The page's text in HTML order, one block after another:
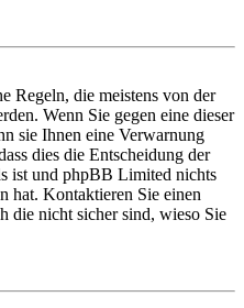
Regeln, die meistens von der
Wenn Sie gegen eine dieser
sie Ihnen eine Verwarnung
dies die Entscheidung der
ist und phpBB Limited nichts
hat. Kontaktieren Sie einen
die nicht sicher sind, wieso Sie